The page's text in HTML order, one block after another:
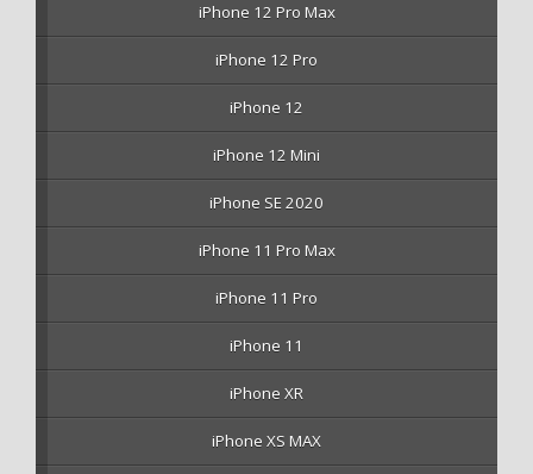
iPhone 12 Pro Max
iPhone 12 Pro
iPhone 12
iPhone 12 Mini
iPhone SE 2020
iPhone 11 Pro Max
iPhone 11 Pro
iPhone 11
iPhone XR
iPhone XS MAX